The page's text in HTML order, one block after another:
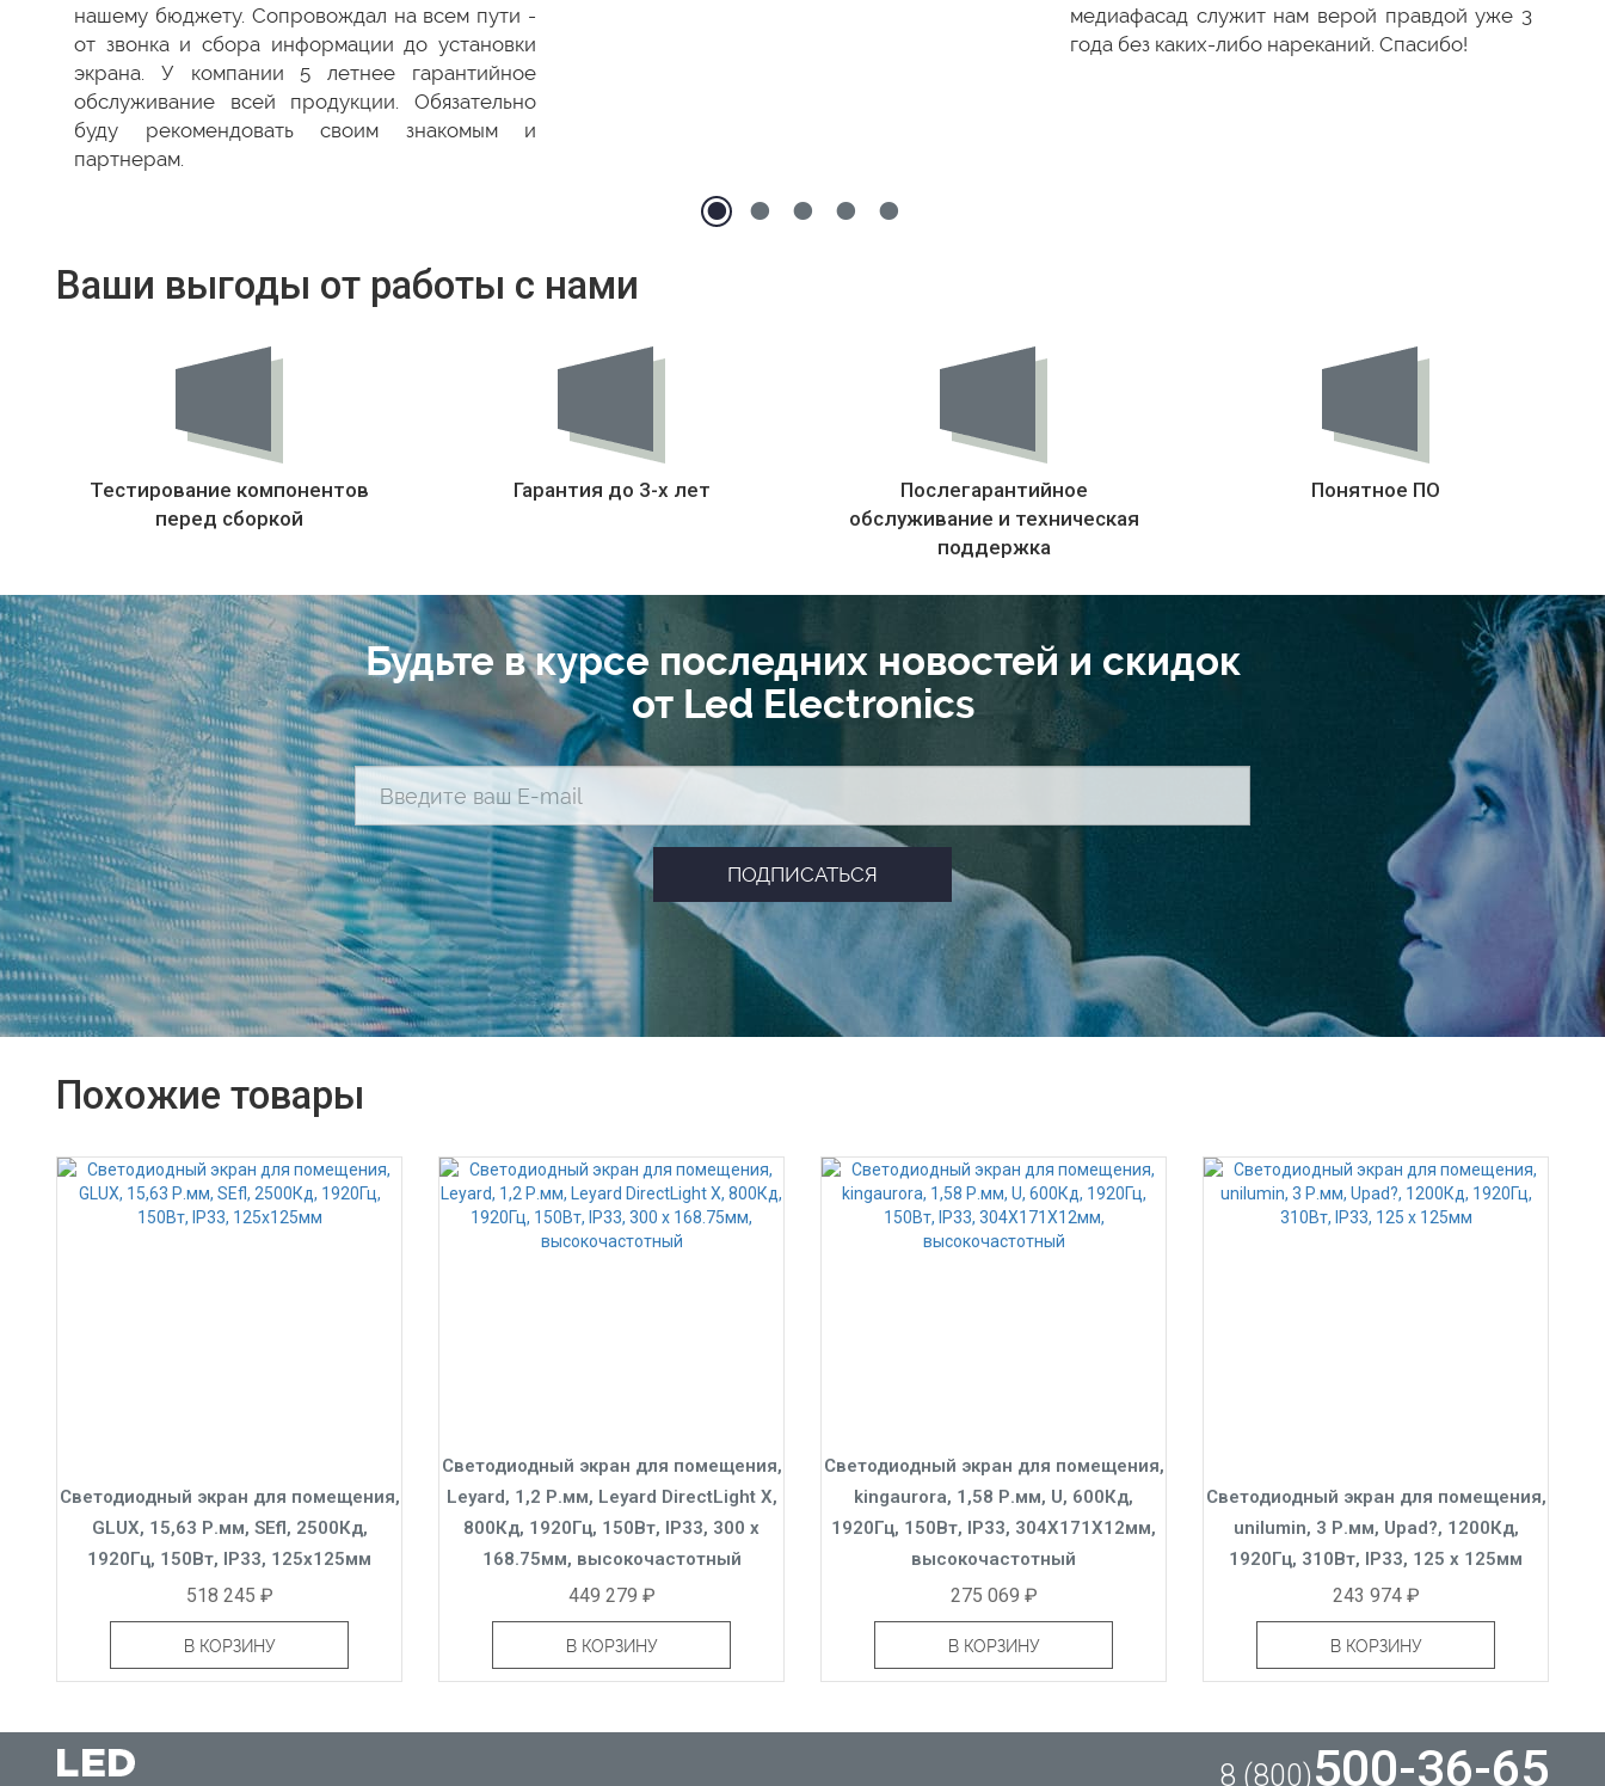
нашему бюджету. Сопровождал на всем пути -
от звонка и сбора информации до установки
экрана. У компании 5 летнее гарантийное
обслуживание всей продукции. Обязательно
буду рекомендовать своим знакомым и
партнерам.
медиафасад служит нам верой правдой уже 3
года без каких-либо нареканий. Спасибо!
Ваши выгоды от работы с нами
Тестирование компонентов
перед сборкой
Гарантия до 3-х лет
Послегарантийное
обслуживание и техническая
поддержка
Понятное ПО
Будьте в курсе последних новостей и скидок
от Led Electronics
Похожие товары
Светодиодный экран для помещения,
GLUX, 15,63 Р.мм, SEfl, 2500Кд,
1920Гц, 150Вт, IP33, 125x125мм
518 245 ₽
В КОРЗИНУ
Светодиодный экран для помещения,
Leyard, 1,2 Р.мм, Leyard DirectLight X,
800Кд, 1920Гц, 150Вт, IP33, 300 x
168.75мм, высокочастотный
449 279 ₽
В КОРЗИНУ
Светодиодный экран для помещения,
kingaurora, 1,58 Р.мм, U, 600Кд,
1920Гц, 150Вт, IP33, 304X171X12мм,
высокочастотный
275 069 ₽
В КОРЗИНУ
Светодиодный экран для помещения,
unilumin, 3 Р.мм, Upad?, 1200Кд,
1920Гц, 310Вт, IP33, 125 x 125мм
243 974 ₽
В КОРЗИНУ
8 (800)500-36-65